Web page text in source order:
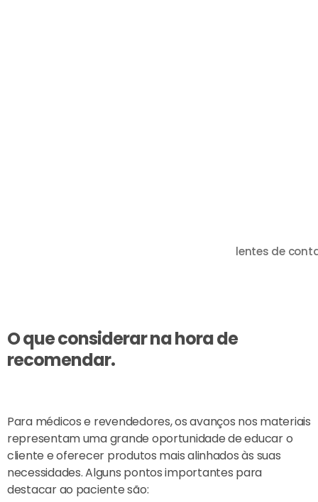
lentes de
O que considerar na hora de
recomendar.
Para médicos e revendedores, os avanços nos materiais
representam uma grande oportunidade de educar o
cliente e oferecer produtos mais alinhados às suas
necessidades. Alguns pontos importantes para
destacar ao paciente são: